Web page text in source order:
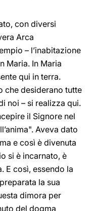
con diversi
Arca
– l’inabitazione
Maria. In Maria
qui in terra.
che desiderano tutte
noi – si realizza qui.
il Signore nel
Aveva dato
e così è divenuta
si è incarnato, è
E così, essendo la
la sua
dimora per
del dogma